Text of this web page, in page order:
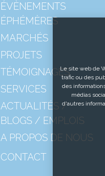
ÉVÈNEMENTS
ÉPHÉMÈRES
MARCHÉS
PROJETS
TÉMOIGNAGES
SERVICES
ACTUALITÉS /
BLOGS / EMPLOIS
A PROPOS DE NOUS
CONTACT
Le site web de
trafic ou des
des
médias
d'autres